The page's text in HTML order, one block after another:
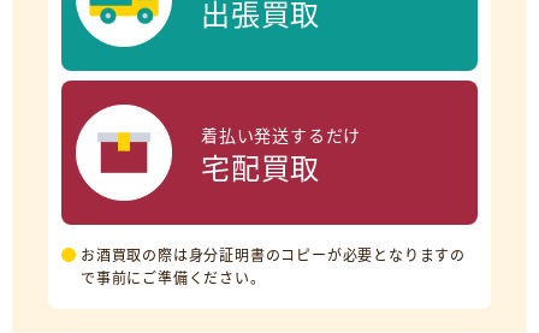
出張買取
着払い発送するだけ
宅配買取
お酒買取の際は身分証明書のコピーが必要となりますの
で事前にご準備ください。